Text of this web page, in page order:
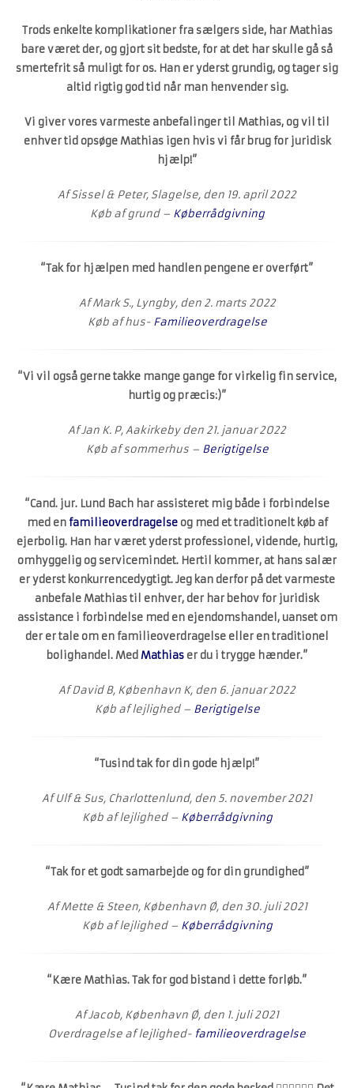
Trods enkelte komplikationer fra sælgers side, har Mathias
bare været der, og gjort sit bedste, for at det har skulle gå så
smertefrit så muligt for os. Han er yderst grundig, og tager sig
altid rigtig god tid når man henvender sig.
Vi giver vores varmeste anbefalinger til Mathias, og vil til
enhver tid opsøge Mathias igen hvis vi får brug for juridisk
hjælp!”
Af Sissel & Peter, Slagelse, den 19. april 2022
Køb af grund – Køberrådgivning
“Tak for hjælpen med handlen pengene er overført”
Af Mark S., Lyngby, den 2. marts 2022
Køb af hus- Familieoverdragelse
“Vi vil også gerne takke mange gange for virkelig fin service,
hurtig og præcis:)”
Af Jan K. P, Aakirkeby den 21. januar 2022
Køb af sommerhus – Berigtigelse
“Cand. jur. Lund Bach har assisteret mig både i forbindelse
med enfamilieoverdragelseog med et traditionelt køb af
ejerbolig. Han har været yderst professionel, vidende, hurtig,
omhyggelig og servicemindet. Hertil kommer, at hans salær
er yderst konkurrencedygtigt. Jeg kan derfor på det varmeste
anbefale Mathias til enhver, der har behov for juridisk
assistance i forbindelse med en ejendomshandel, uanset om
der er tale om en familieoverdragelse eller en traditionel
bolighandel. Med Mathiaser du i trygge hænder.”
Af David B, København K, den 6. januar 2022
Køb af lejlighed – Berigtigelse
“Tusind tak for din gode hjælp!”
Af Ulf & Sus, Charlottenlund, den 5. november 2021
Køb af lejlighed – Køberrådgivning
“Tak for et godt samarbejde og for din grundighed”
Af Mette & Steen, København Ø, den 30. juli 2021
Køb af lejlighed – Køberrådgivning
“Kære Mathias. Tak for god bistand i dette forløb.”
Af Jacob, København Ø, den 1. juli 2021
Overdragelse af lejlighed- familieoverdragelse